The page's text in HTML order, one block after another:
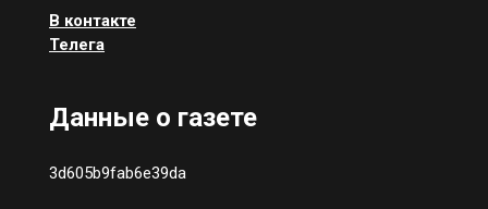
В контакте
Телега
Данные о газете
3d605b9fab6e39da